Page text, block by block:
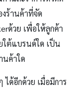
ร้านค้าที่จัด
ด้วย เพื่อให้ลูกค้า
ใต้แบรนด์ใด เป็น
นค้าใด
ด้อีกด้วย เมื่อมีการ